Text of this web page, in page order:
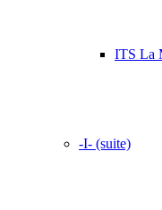
ITS La
-I- (suite)